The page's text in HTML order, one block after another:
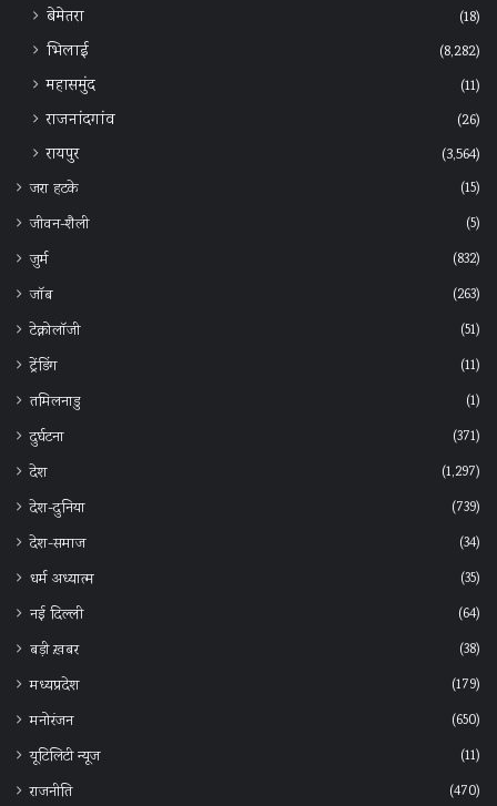
बेमेतरा
(18)
भिलाई
(8,282)
महासमुंद
(11)
राजनांदगांव
(26)
रायपुर
(3,564)
जरा हटके
(15)
जीवन-शैली
(5)
जुर्म
(832)
जॉब
(263)
टेक्नोलॉजी
(51)
ट्रेंडिंग
(11)
तमिलनाडु
(1)
दुर्घटना
(371)
देश
(1,297)
देश-दुनिया
(739)
देश-समाज
(34)
धर्म अध्यात्म
(35)
नई दिल्ली
(64)
बड़ी ख़बर
(38)
मध्यप्रदेश
(179)
मनोरंजन
(650)
यूटिलिटी न्यूज
(11)
राजनीति
(470)